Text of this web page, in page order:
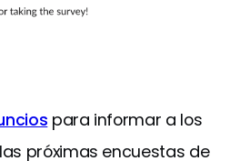
para informar a los
próximas encuestas de